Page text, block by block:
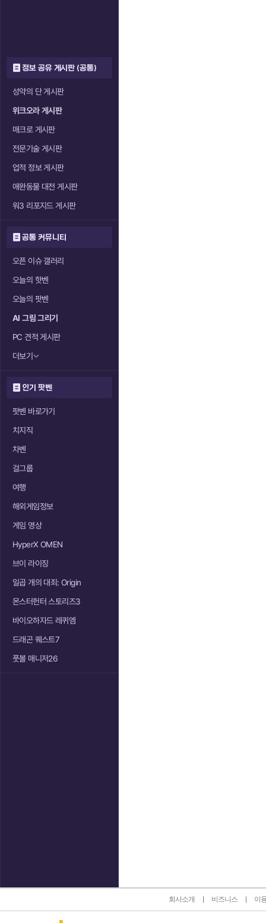
정보 공유 게시판 (공통)
성약의 단 게시판
위크오라 게시판
매크로 게시판
전문기술 게시판
업적 정보 게시판
애완동물 대전 게시판
워3 리포지드 게시판
공통 커뮤니티
오픈 이슈 갤러리
오늘의 핫벤
오늘의 팟벤
AI 그림 그리기
PC 견적 게시판
더보기
인기 팟벤
팟벤 바로가기
치지직
차벤
걸그룹
여행
해외게임정보
게임 영상
HyperX OMEN
브이 라이징
일곱 개의 대죄: Origin
몬스터헌터 스토리즈3
바이오하자드 레퀴엠
드래곤 퀘스트7
풋볼 매니저26
회사소개 비즈니스 이